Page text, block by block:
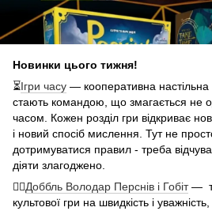
Новинки цього тижня!
⏳Ігри часу — кооперативна настільна
стають командою, що змагається не
часом. Кожен розділ гри відкриває
і новий спосіб мислення. Тут не
дотримуватися правил - треба
діяти злагоджено.
🧙‍♂️Доббль Володар Перснів і Гобіт—
культової гри на швидкість і